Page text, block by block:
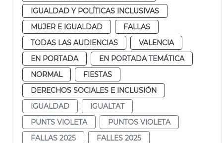
IGUALDAD Y POLÍTICAS INCLUSIVAS
MUJER E IGUALDAD
FALLAS
TODAS LAS AUDIENCIAS
VALENCIA
EN PORTADA
EN PORTADA TEMÁTICA
NORMAL
FIESTAS
DERECHOS SOCIALES E INCLUSIÓN
IGUALDAD
IGUALTAT
PUNTS VIOLETA
PUNTOS VIOLETA
FALLAS 2025
FALLES 2025